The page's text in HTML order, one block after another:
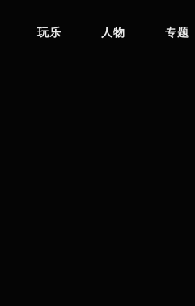
玩乐 人物 专题